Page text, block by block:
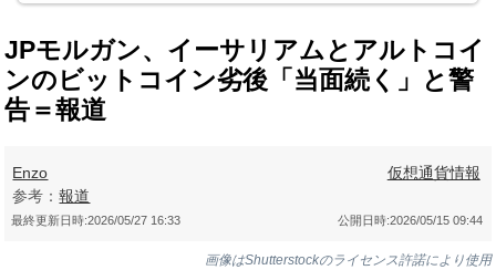
JPモルガン、イーサリアムとアルトコイ
ンのビットコイン劣後「当面続く」と警
告＝報道
Enzo
参考：報道
仮想通貨情報
公開日時:2026/05/15 09:44
最終更新日時:2026/05/27 16:33
画像はShutterstockのライセンス許諾により使用